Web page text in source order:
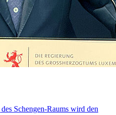
Schengen-Raums wird den